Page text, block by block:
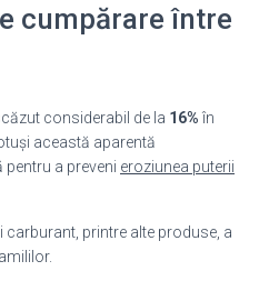
cumpărare între
considerabil de la 16% în
această aparentă
a preveni eroziunea puterii
carburant, printre alte produse, a